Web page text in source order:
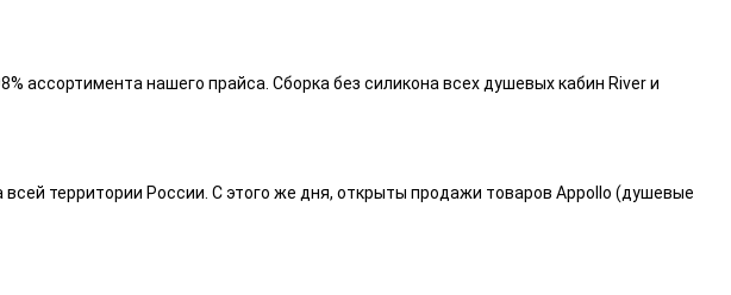
нашего прайса. Сборка без силикона всех душевых кабин River и
территории России. С этого же дня, открыты продажи товаров Appollo (душевые